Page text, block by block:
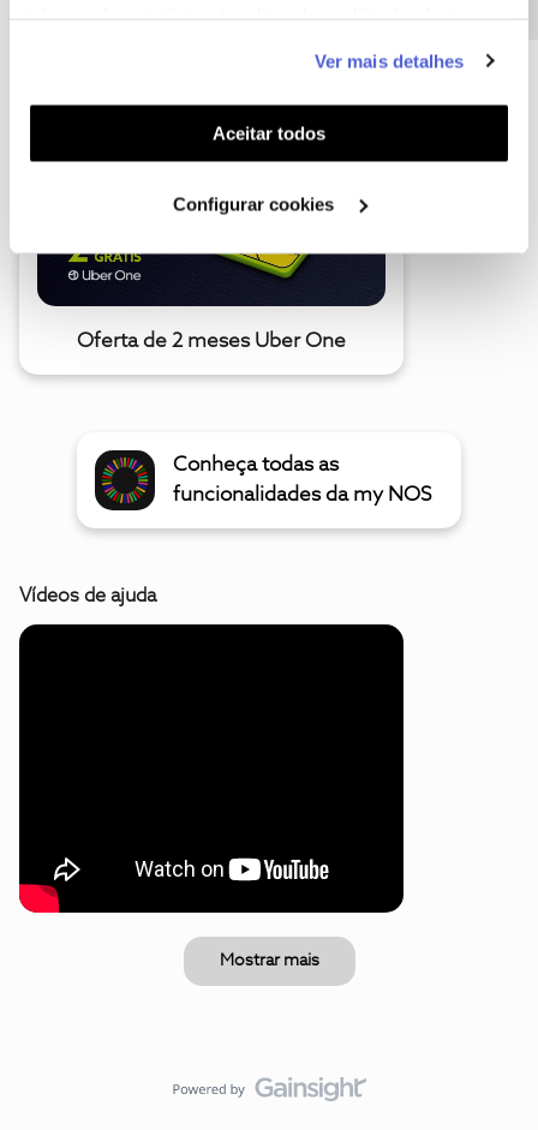
funcionalidades (cookies de personalização e
funcionalidade) e adaptar anúncios aos seus interesses
(cookies de publicidade personalizada). Pode gerir a
utilização dos cookies clicando em "Configurar
Ver mais detalhes
Aceitar todos
Configurar cookies
A poupança que COMBINA
Oferta de 2 meses Uber One
Conheça todas as
funcionalidades da my NOS
Vídeos de ajuda
Mostrar mais